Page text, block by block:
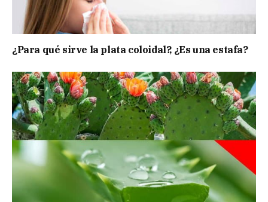
¿Para qué sirve la plata coloidal?, ¿Es una estafa?